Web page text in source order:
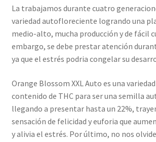
La trabajamos durante cuatro
variedad autofloreciente logrando una
medio-alto, mucha producción y de fácil
embargo, se debe prestar atención
ya que el estrés podria congelar su
Orange Blossom XXL Auto es una
contenido de THC para ser una semilla
llegando a presentar hasta un 22%,
sensación de felicidad y euforia que
y alivia el estrés. Por último, no nos